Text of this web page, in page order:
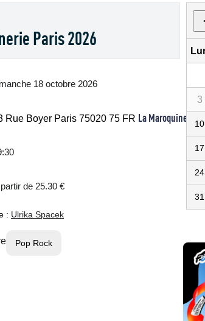
Paris 2026
18 octobre 2026
Rue Boyer Paris 75020 75 FR La Maroquinerie
de 25.30 €
: Ulrika Spacek
Pop Rock
3
10
17
24
31